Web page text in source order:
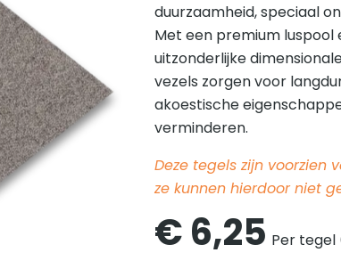
duurzaamheid, speciaal
Met een premium luspool
uitzonderlijke
vezels zorgen voor
akoestische
verminderen.
Deze tegels zijn voorzien
ze kunnen hierdoor niet
€6,25 Per